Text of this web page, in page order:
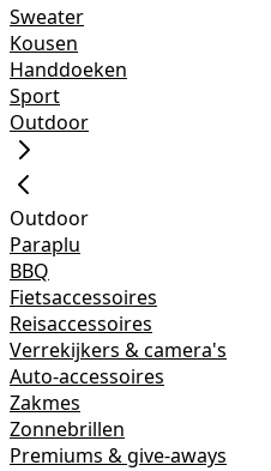
Sweater
Kousen
Handdoeken
Sport
Outdoor
Outdoor
Paraplu
BBQ
Fietsaccessoires
Reisaccessoires
Verrekijkers & camera's
Auto-accessoires
Zakmes
Zonnebrillen
Premiums & give-aways